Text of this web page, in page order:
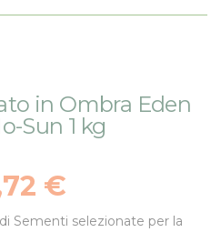
in Ombra Eden
Sun 1 kg
€
Sementi selezionate per la